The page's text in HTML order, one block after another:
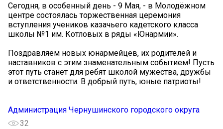
Сегодня, в особенный день - 9 Мая, - в Молодёжном
центре состоялась торжественная церемония
вступления учеников казачьего кадетского класса
школы №1 им. Котловых в ряды «Юнармии».
Поздравляем новых юнармейцев, их родителей и
наставников с этим знаменательным событием! Пусть
этот путь станет для ребят школой мужества, дружбы
и ответственности. В добрый путь, юные патриоты!
Администрация Чернушинского городского округа
32